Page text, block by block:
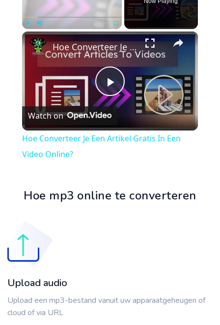
Play Unmute Fullscreen ×
Play
Video
Hoe Converteer Je Een Artikel Gratis In Een Video Online?
Watch on
Hoe Converteer Je Een Artikel Gratis In Een
Video Online?
Hoe mp3 online te converteren
Upload audio
Upload een mp3-bestand vanuit uw apparaatgeheugen of
cloud of via URL